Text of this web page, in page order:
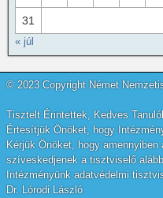
31
« júl
© 2023 Copyright Német
Tisztelt Érintettek, Kedves
Értesítjük Önöket, hogy
Kérjük Önöket, hogy
szíveskedjenek a tisztviselő
Intézményünk adatvédelmi
Dr. Lórodi László